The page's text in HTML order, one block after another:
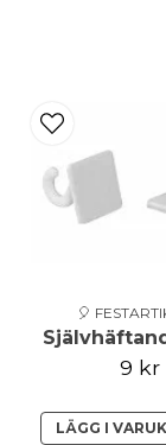
🎈
9 kr
LÄGG I